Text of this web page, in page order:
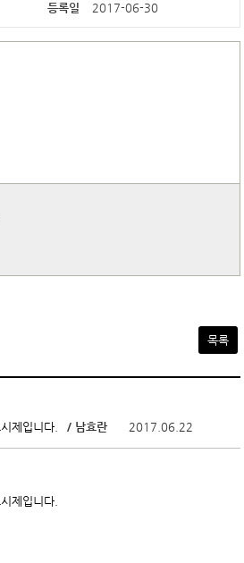
등록일 2017-06-30
목록
제입니다. / 남효란 2017.06.22
제입니다.